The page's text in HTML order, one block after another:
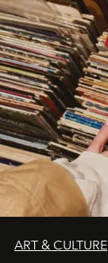
ART & CULTURE